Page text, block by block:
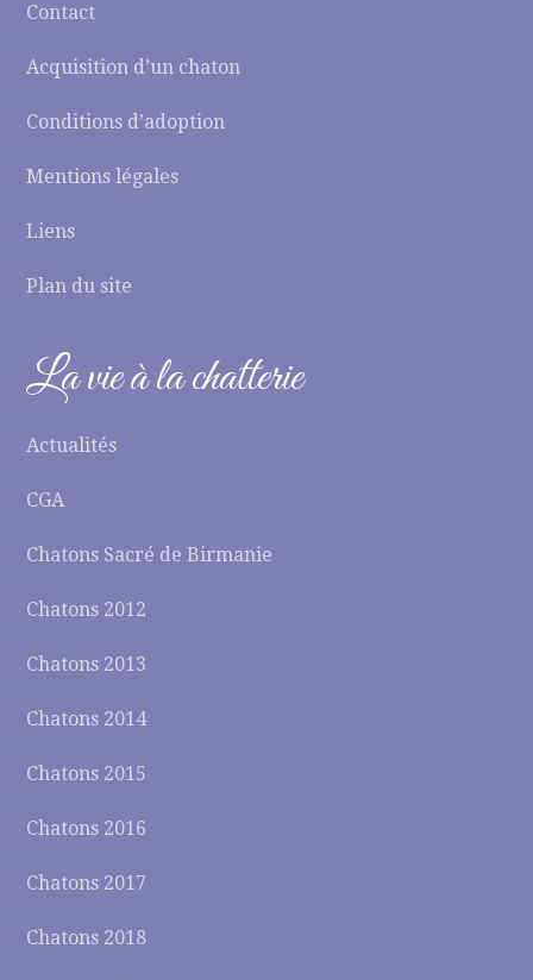
Contact
Acquisition d’un chaton
Conditions d’adoption
Mentions légales
Liens
Plan du site
La vie à la chatterie
Actualités
CGA
Chatons Sacré de Birmanie
Chatons 2012
Chatons 2013
Chatons 2014
Chatons 2015
Chatons 2016
Chatons 2017
Chatons 2018